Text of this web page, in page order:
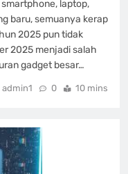
laptop,
baru, semuanya kerap
2025 pun tidak
2025 menjadi salah
gadget besar…
admin1 0 10 mins